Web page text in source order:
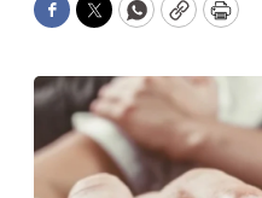
Facebook
TwitterWhatsApp
CopyPrint